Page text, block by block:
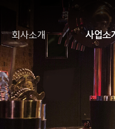
회사소개 사업소